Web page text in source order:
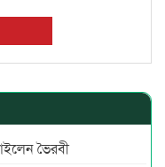
ভৈরবী